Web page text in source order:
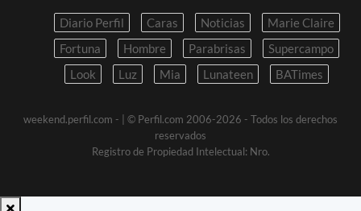
Diario Perfil Caras Noticias
Marie Claire
Fortuna
Hombre Parabrisas
Supercampo
Look
Luz Mia Lunateen BATimes
weekend.perfil.com -
| © Perfil.com 2006-2026 - Todos los derechos
reservados
Registro de Propiedad Intelectual: Nro.